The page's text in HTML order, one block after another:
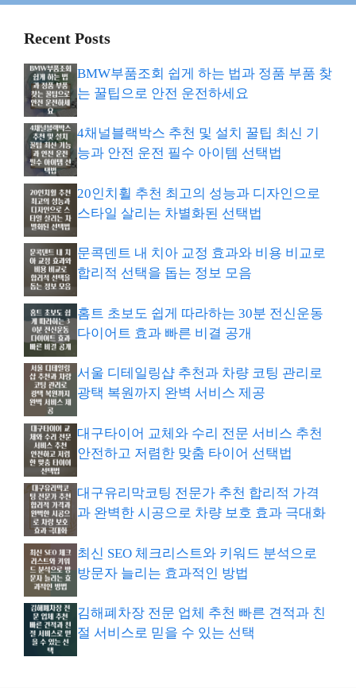
Recent Posts
BMW부품조회 쉽게 하는 법과 정품 부품 찾
는 꿀팁으로 안전 운전하세요
4채널블랙박스 추천 및 설치 꿀팁 최신 기
능과 안전 운전 필수 아이템 선택법
20인치휠 추천 최고의 성능과 디자인으로
스타일 살리는 차별화된 선택법
문콕덴트 내 치아 교정 효과와 비용 비교로
합리적 선택을 돕는 정보 모음
홈트 초보도 쉽게 따라하는 30분 전신운동
다이어트 효과 빠른 비결 공개
서울 디테일링샵 추천과 차량 코팅 관리로
광택 복원까지 완벽 서비스 제공
대구타이어 교체와 수리 전문 서비스 추천
안전하고 저렴한 맞춤 타이어 선택법
대구유리막코팅 전문가 추천 합리적 가격
과 완벽한 시공으로 차량 보호 효과 극대화
최신 SEO 체크리스트와 키워드 분석으로
방문자 늘리는 효과적인 방법
김해폐차장 전문 업체 추천 빠른 견적과 친
절 서비스로 믿을 수 있는 선택